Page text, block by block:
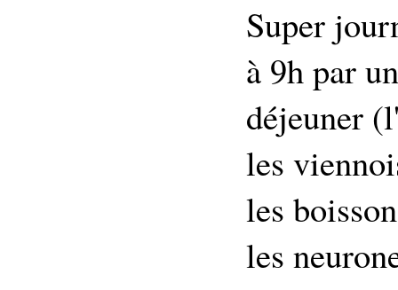
Super
à 9h par
déjeuner
les
les
les